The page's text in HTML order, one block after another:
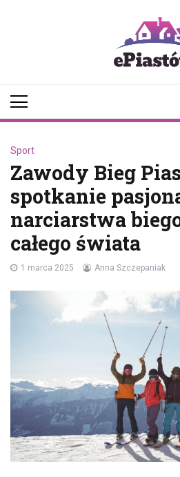
Sport
Zawody Bieg
spotkanie
narciarstwa
całego świata
1 marca 2025 Anna Szczepaniak